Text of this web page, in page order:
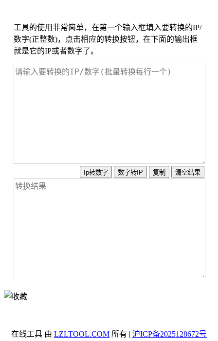
MAC地址批量查询
工具的使用非常简单，在第一个输入框填入要转换的IP/
数字(正整数)，点击相应的转换按钮，在下面的输出框
就是它的IP或者数字了。
在线工具 由 LZLTOOL.COM 所有 | 沪ICP备2025128672号